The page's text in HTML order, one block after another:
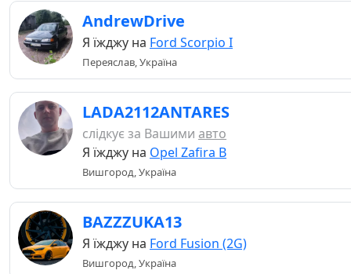
AndrewDrive
Я їжджу на Ford Scorpio I
Переяслав, Україна
LADA2112ANTARES
слідкує за Вашими авто
Я їжджу на Opel Zafira B
Вишгород, Україна
BAZZZUKA13
Я їжджу на Ford Fusion (2G)
Вишгород, Україна